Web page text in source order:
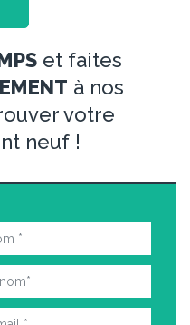
et faites
à nos
votre
neuf !